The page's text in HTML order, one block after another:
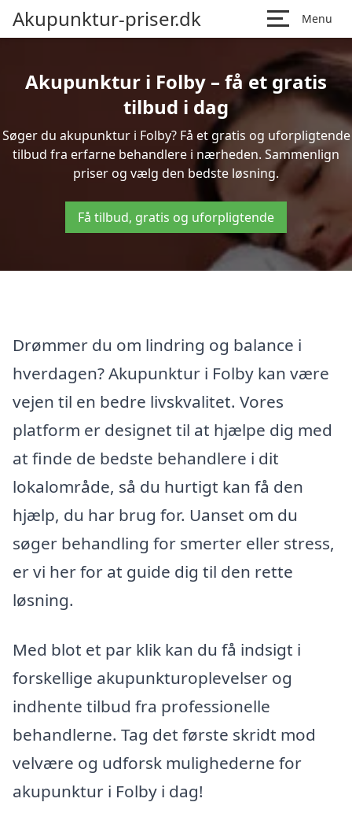
Akupunktur-priser.dk Menu
Akupunktur i Folby – få et gratis
tilbud i dag
Søger du akupunktur i Folby? Få et gratis og uforpligtende
tilbud fra erfarne behandlere i nærheden. Sammenlign
priser og vælg den bedste løsning.
Få tilbud, gratis og uforpligtende
Drømmer du om lindring og balance i
hverdagen? Akupunktur i Folby kan være
vejen til en bedre livskvalitet. Vores
platform er designet til at hjælpe dig med
at finde de bedste behandlere i dit
lokalområde, så du hurtigt kan få den
hjælp, du har brug for. Uanset om du
søger behandling for smerter eller stress,
er vi her for at guide dig til den rette
løsning.
Med blot et par klik kan du få indsigt i
forskellige akupunkturoplevelser og
indhente tilbud fra professionelle
behandlerne. Tag det første skridt mod
velvære og udforsk mulighederne for
akupunktur i Folby i dag!